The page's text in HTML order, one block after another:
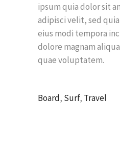
ipsum quia dolor sit
adipisci velit, sed
eius modi tempora
dolore magnam
quae voluptatem.
Board, Surf, Travel